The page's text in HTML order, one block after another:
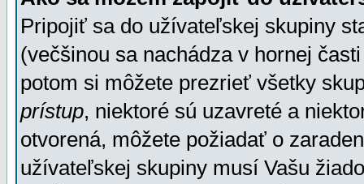
Pripojiť sa do užívateľskej skupiny
(večšinou sa nachádza v hornej
potom si môžete prezrieť všetky
prístup, niektoré sú uzavreté a
otvorená, môžete požiadať o
užívateľskej skupiny musí Vašu